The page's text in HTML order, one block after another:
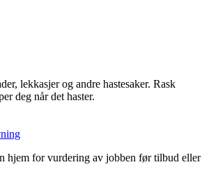
lekkasjer og andre hastesaker. Rask
deg når det haster.
hjem for vurdering av jobben før tilbud eller